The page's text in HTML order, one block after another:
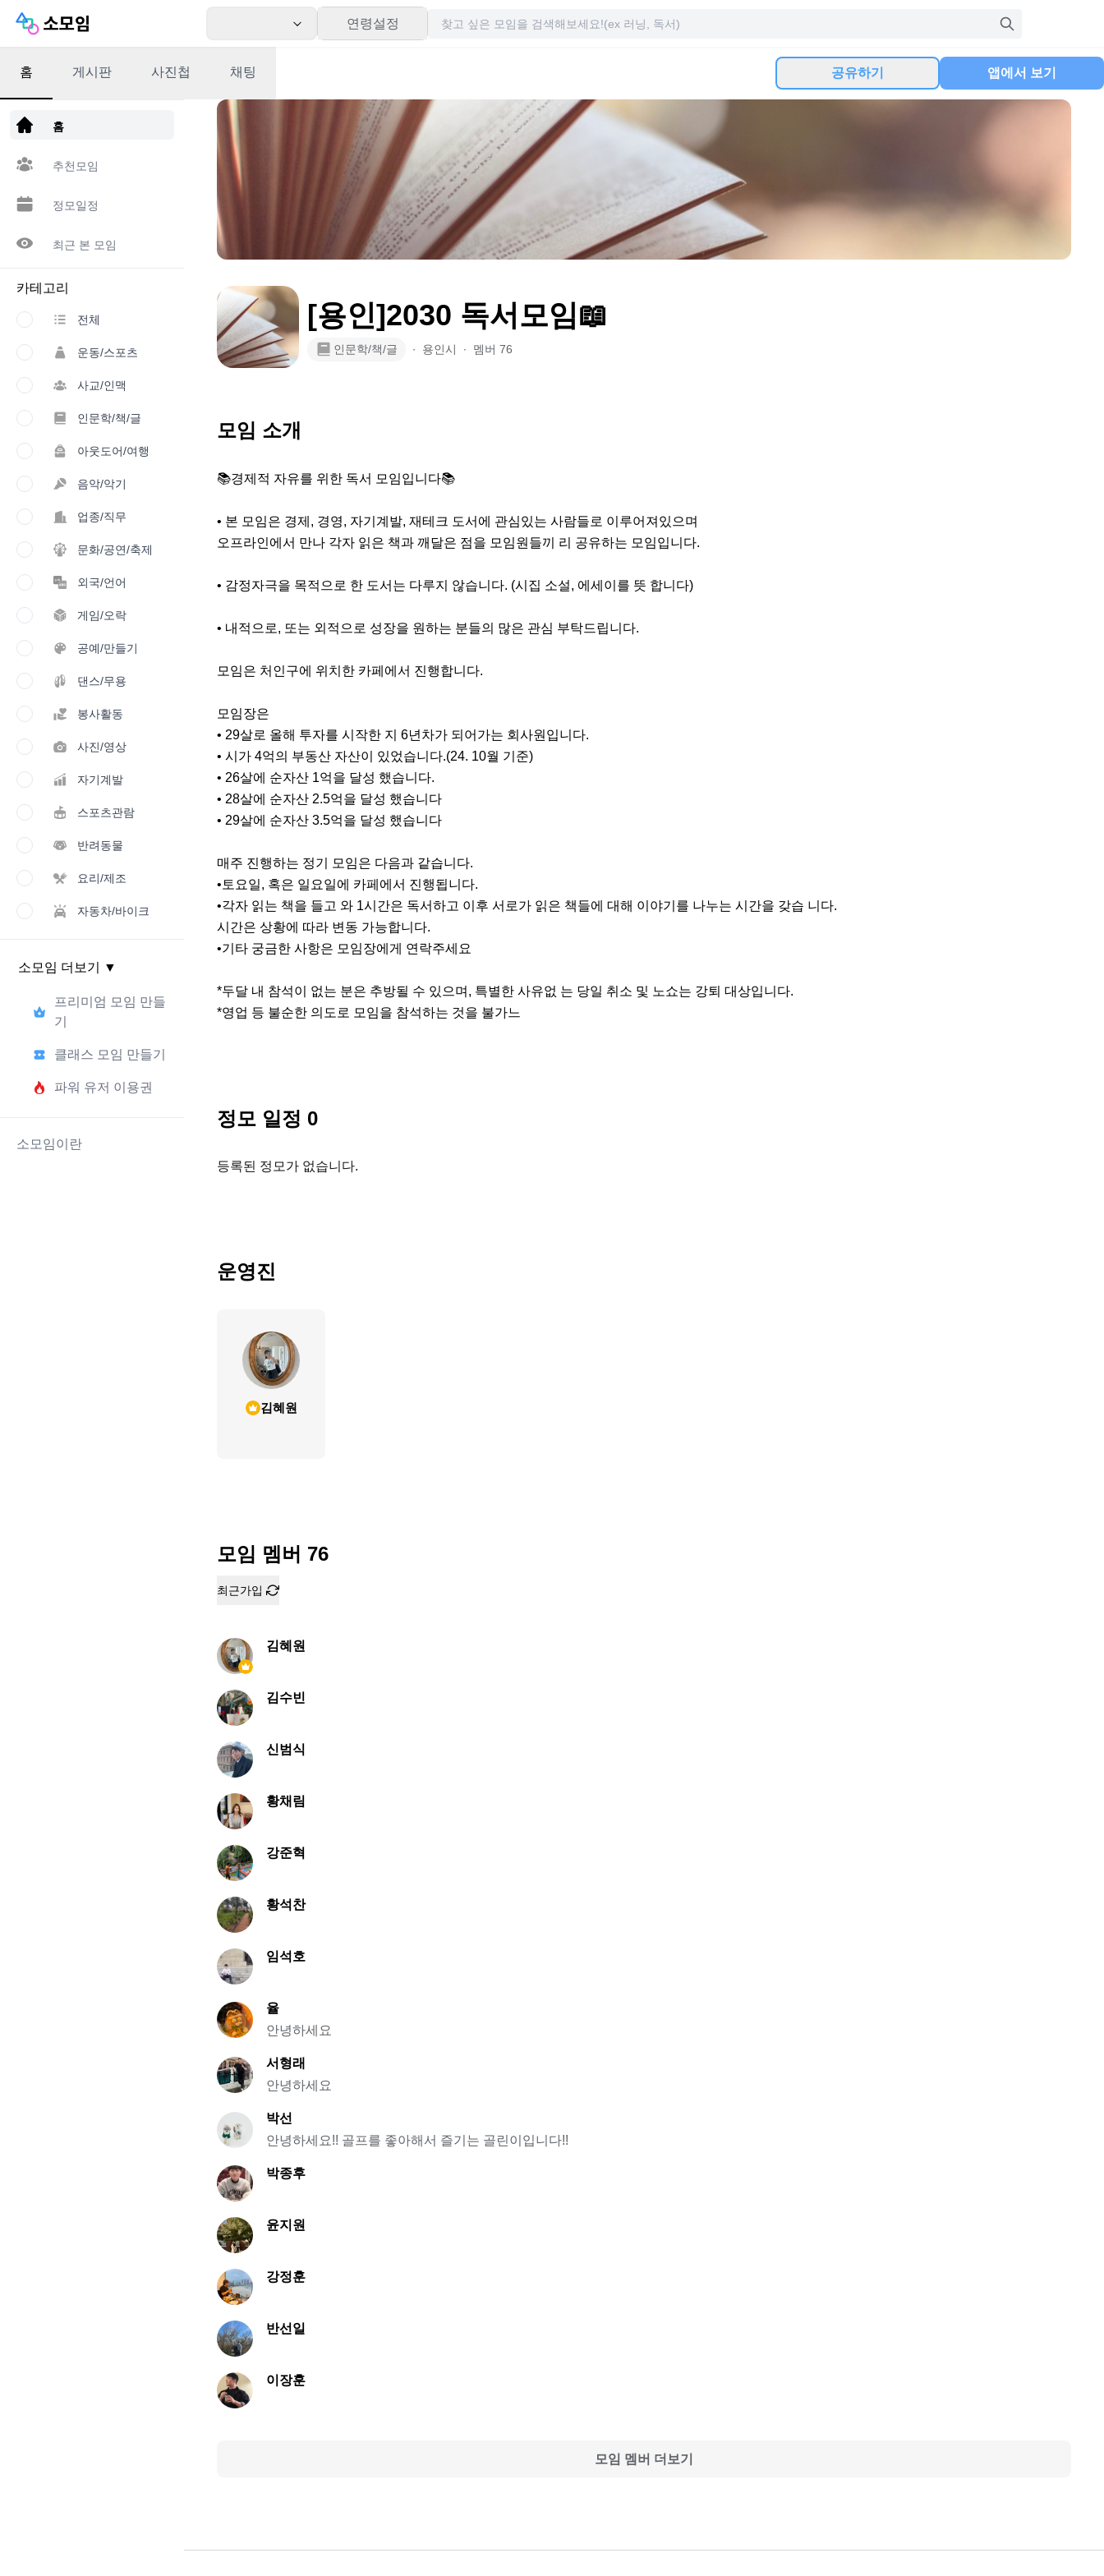
연령설정
앱 다운로드
홈
추천모임
정모일정
최근 본 모임
카테고리
전체
운동/스포츠
사교/인맥
인문학/책/글
아웃도어/여행
음악/악기
업종/직무
문화/공연/축제
외국/언어
게임/오락
공예/만들기
댄스/무용
봉사활동
사진/영상
자기계발
스포츠관람
반려동물
요리/제조
자동차/바이크
소모임 더보기 ▼
프리미엄 모임 만들
기
클래스 모임 만들기
파워 유저 이용권
소모임이란
홈 게시판 사진첩 채팅 공유하기 앱에서 보기
[용인]2030 독서모임📖
인문학/책/글 ∙ 용인시 ∙ 멤버 76
모임 소개
📚경제적 자유를 위한 독서 모임입니다📚
• 본 모임은 경제, 경영, 자기계발, 재테크 도서에 관심있는 사람들로 이루어져있으며
오프라인에서 만나 각자 읽은 책과 깨달은 점을 모임원들끼 리 공유하는 모임입니다.
• 감정자극을 목적으로 한 도서는 다루지 않습니다. (시집 소설, 에세이를 뜻 합니다)
• 내적으로, 또는 외적으로 성장을 원하는 분들의 많은 관심 부탁드립니다.
모임은 처인구에 위치한 카페에서 진행합니다.
모임장은
• 29살로 올해 투자를 시작한 지 6년차가 되어가는 회사원입니다.
• 시가 4억의 부동산 자산이 있었습니다.(24. 10월 기준)
• 26살에 순자산 1억을 달성 했습니다.
• 28살에 순자산 2.5억을 달성 했습니다
• 29살에 순자산 3.5억을 달성 했습니다
매주 진행하는 정기 모임은 다음과 같습니다.
•토요일, 혹은 일요일에 카페에서 진행됩니다.
•각자 읽는 책을 들고 와 1시간은 독서하고 이후 서로가 읽은 책들에 대해 이야기를 나누는 시간을 갖습 니다.
시간은 상황에 따라 변동 가능합니다.
•기타 궁금한 사항은 모임장에게 연락주세요
*두달 내 참석이 없는 분은 추방될 수 있으며, 특별한 사유없 는 당일 취소 및 노쇼는 강퇴 대상입니다.
*영업 등 불순한 의도로 모임을 참석하는 것을 불가느
정모 일정 0
등록된 정모가 없습니다.
운영진
김혜원
모임 멤버 76
최근가입
김혜원
김수빈
신범식
황채림
강준혁
황석찬
임석호
율
안녕하세요
서형래
안녕하세요
박선
안녕하세요!! 골프를 좋아해서 즐기는 골린이입니다!!
박종후
윤지원
강정훈
반선일
이장훈
모임 멤버 더보기